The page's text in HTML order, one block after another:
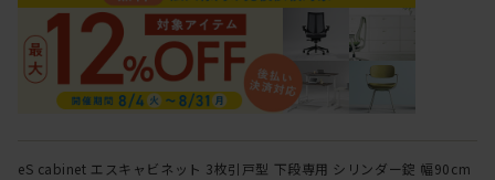
eS cabinet エスキャビネット 3枚引戸型 下段専用 シリンダー錠 幅90cm